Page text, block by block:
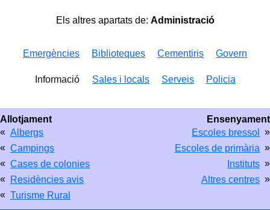
Els altres apartats de: Administració
Emergències Biblioteques Cementiris Govern
Informació Sales i locals Serveis Policia
Ensenyament
Escoles bressol
»
Escoles de primària »
Instituts »
Altres centres »
Allotjament
« Albergs
« Campings
« Cases de colonies
« Residències avis
« Turisme Rural